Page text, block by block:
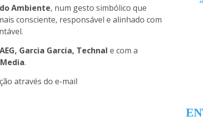
Ambiente, num gesto simbólico que
consciente, responsável e alinhado com
Garcia Garcia, Technal e com a
.
através do e-mail